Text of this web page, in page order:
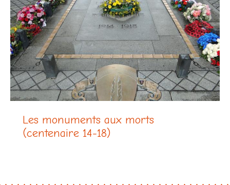
Les monuments aux morts
(centenaire 14-18)